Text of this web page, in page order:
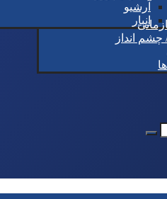
آرشیو
انبار
انداز